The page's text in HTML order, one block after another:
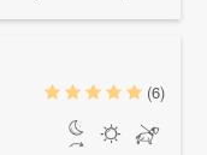
(6)